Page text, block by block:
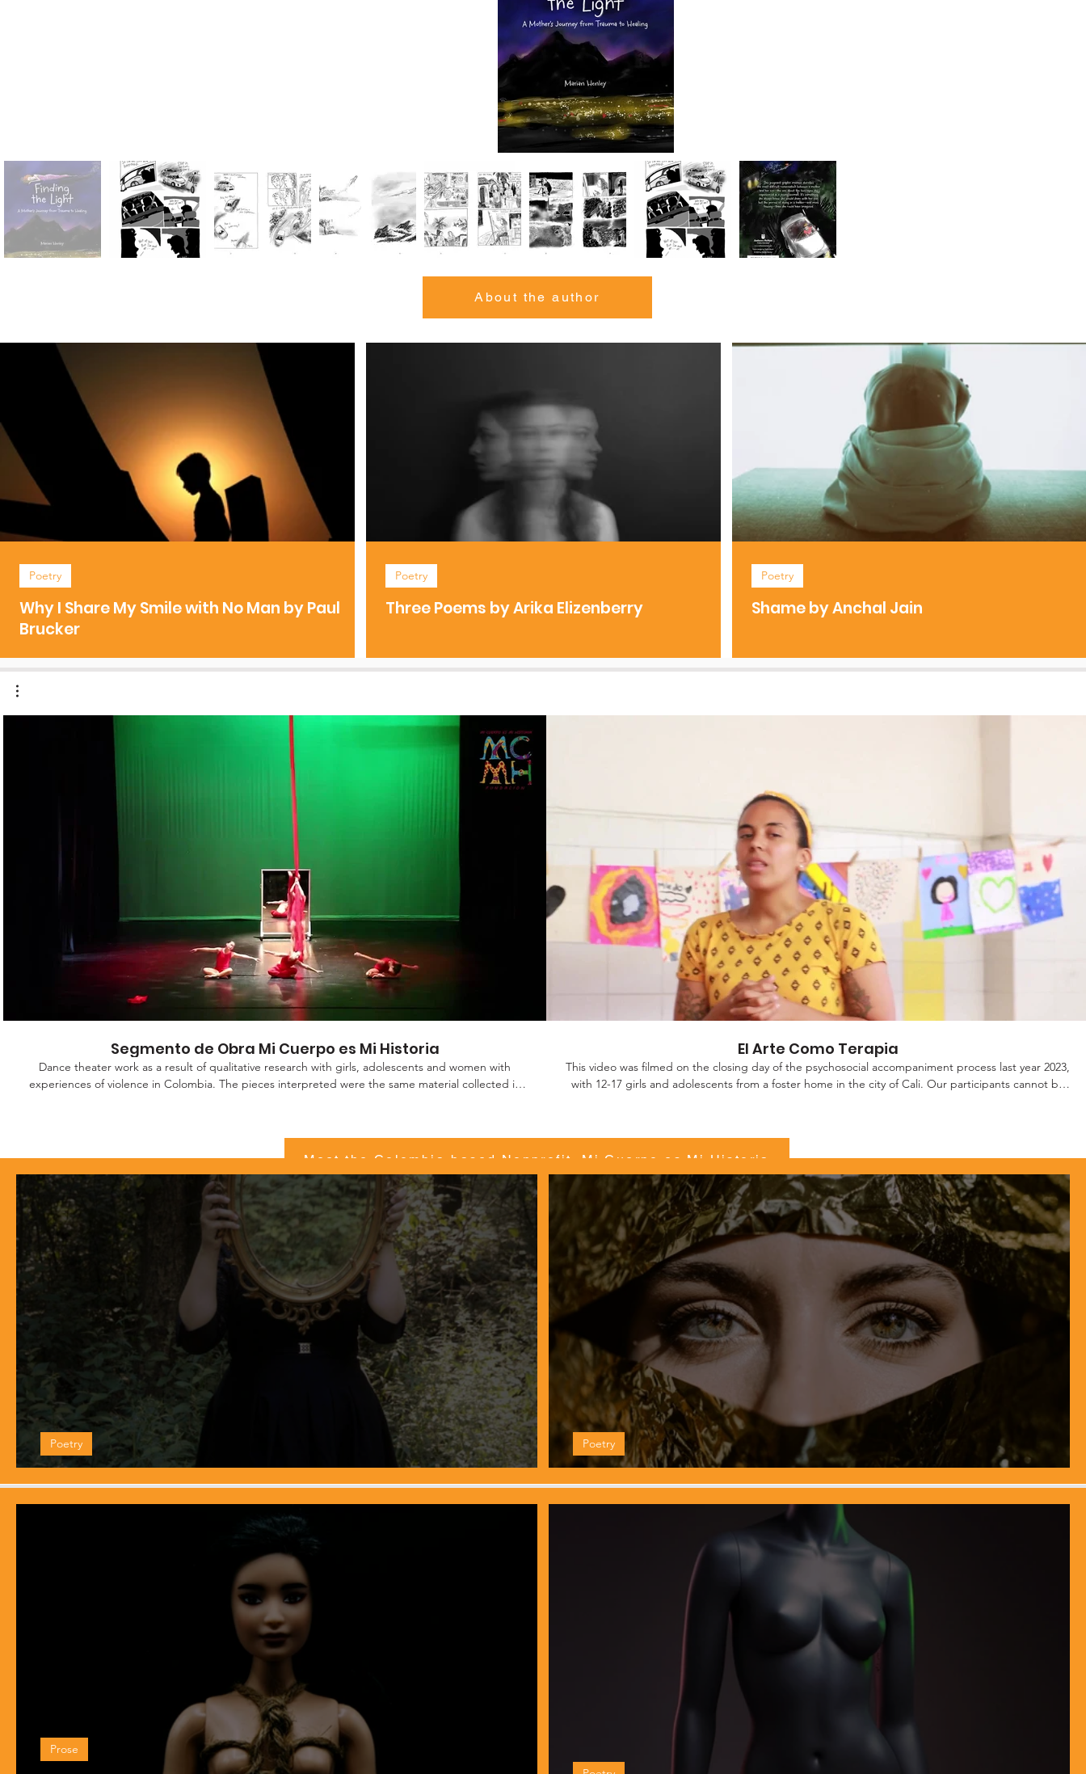
About the author
Why I Share My Smile with No Man by Paul
Brucker
Poetry
Three Poems by Arika Elizenberry
Poetry
Shame by Anchal Jain
Poetry
Play Video
Segmento de Obra Mi Cuerpo es Mi Historia
Dance theater work as a result of qualitative research with girls, adolescents and women with
experiences of violence in Colombia. The pieces interpreted were the same material collected in
Colombia, approximately 12 girls and adolescents, 7 women and 5 professional dancers
researcher Martha Isabelle Scott. Obra de danza teatro como resultado de una investigación
cualitativa con niñas, adolescentes y mujeres con experiencias de violencia en Colombia. Las piezas
interpretadas fueron el material mismo recolectado en talleres con elementos de la arte terapia. Los
movimientos, coreografías y escenas contaban historias reales, y procesos de resiliencia a través de
los procesos llevados a cabo por la fundación Mi Cuerpo es Mi Historia. En esta obra, presentada en
más 5 ocasiones en diferentes escenarios del Valle del Cauca, participaron aproximadamente 12
niñas y adolescentes , 7 mujeres y 5 bailarines profesionales. La música, y dirección general de la
obra fue llevada a cabo por la investigadora en artes escénicas Martha Isabelle Scott.
Play Video
El Arte Como Terapia
This video was filmed on the closing day of the psychosocial accompaniment process last year 2023,
with 12-17 girls and adolescents from a foster home in the city of Cali. Our participants cannot be
themselves emotionally. Artistic resources such as painting, movement, writing and performance
facilitated the identification of common elements in the narratives of girls and adolescents that
which each one found themselves appeared. Thus, the theme that guided the work in the following
phases of the methodology was youth through the metaphor of transformation of the butterfly,
which goes through some previous moments of development before becoming a butterfly. Este
video fue filmado el día de cierre del proceso de acompañamiento psicosocial del año pasado 2023,
con. Unas y adolescentes de un hogar de acogida de la ciudad de Cali. Nuestras participantes
fueron niñas que no pueden estar con sus familias por situaciones legales de violencia de diferentes
tipos. Nuestra fundación desarrolló talleres psicológicos con técnicas artísticas que permitieran a las
participantes su identificación y expresión emocional, recursos artísticos como la pintura, el
movimiento, la escritura y el performance facilitaron la identificación de elementos comunes en las
narrativas de las niñas y adolescentes que posteriormente serían retomadas para su simbolización.
En los relatos apareció la inquietud por la juventud y por el momento de vida en el que cada una se
encontraba. Así, el tema que orientó el trabajo en las siguientes fases de la metodología fue la
juventud por medio de la metáfora de transformación de la mariposa, que pasa por unos momentos
de desarrollo previos antes de convertirse en mariposa.
Meet the Colombia-based Nonprofit, Mi Cuerpo es Mi Historia
Poetry Poetry
Prose